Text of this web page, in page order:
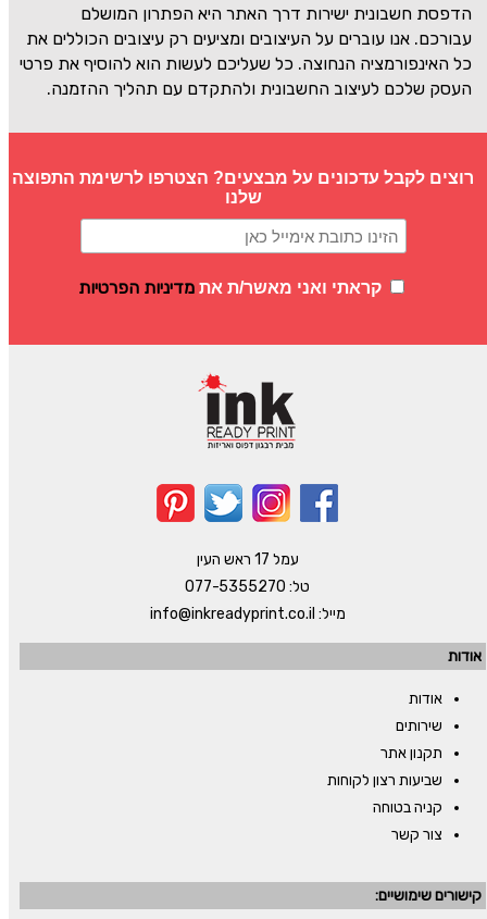
הדפסת חשבונית ישירות דרך האתר היא הפתרון המושלם
עבורכם. אנו עוברים על העיצובים ומציעים רק עיצובים הכוללים את
כל האינפורמציה הנחוצה. כל שעליכם לעשות הוא להוסיף את פרטי
העסק שלכם לעיצוב החשבונית ולהתקדם עם תהליך ההזמנה.
רוצים לקבל עדכונים על מבצעים? הצטרפו לרשימת התפוצה
שלנו
קראתי ואני מאשר/ת את מדיניות הפרטיות
עמל 17 ראש העין
טל: 077-5355270
מייל: info@inkreadyprint.co.il
אודות
אודות
שירותים
תקנון אתר
שביעות רצון לקוחות
קניה בטוחה
צור קשר
קישורים שימושיים: